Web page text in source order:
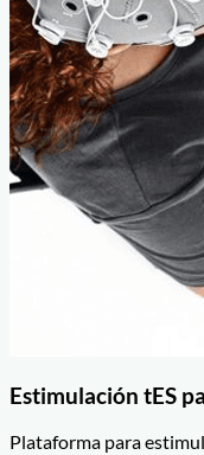
Estimulación tES
Plataforma para